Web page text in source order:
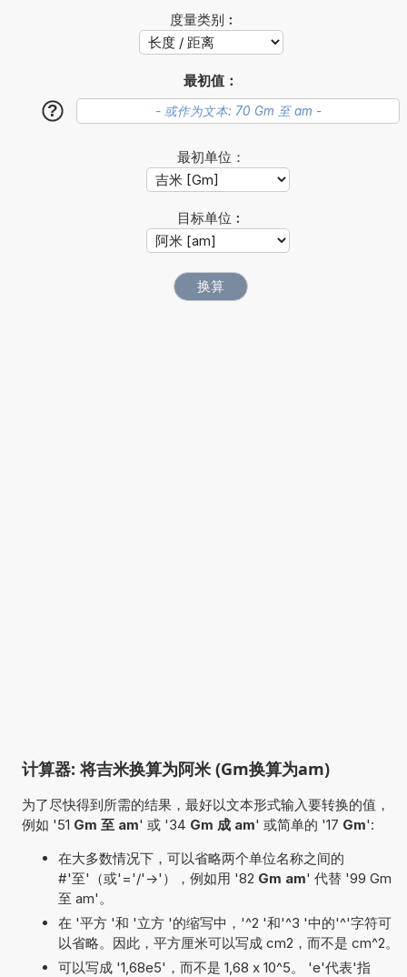
度量类别︰
最初值：
?
最初单位：
目标单位︰
计算器: 将吉米换算为阿米 (Gm换算为am)
为了尽快得到所需的结果，最好以文本形式输入要转换的值，
例如 '51 Gm 至 am' 或 '34 Gm 成 am' 或简单的 '17 Gm':
在大多数情况下，可以省略两个单位名称之间的
#'至'（或'='/'->'），例如用 '82 Gm am' 代替 '99 Gm
至 am'。
在 '平方 '和 '立方 '的缩写中，'^2 '和'^3 '中的'^'字符可
以省略。因此，平方厘米可以写成 cm2，而不是 cm^2。
可以写成 '1,68e5'，而不是 1,68 x 10^5。 'e'代表'指